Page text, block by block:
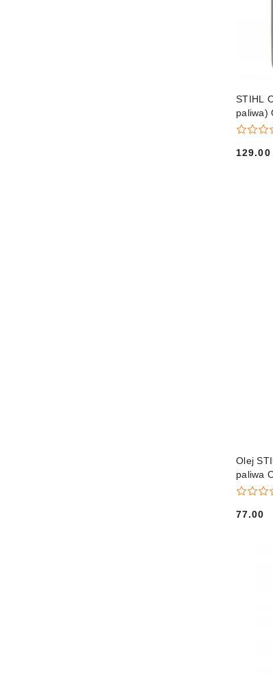
STIHL
paliwa)
Cena:
129.00
Olej
paliwa
Cena:
77.00